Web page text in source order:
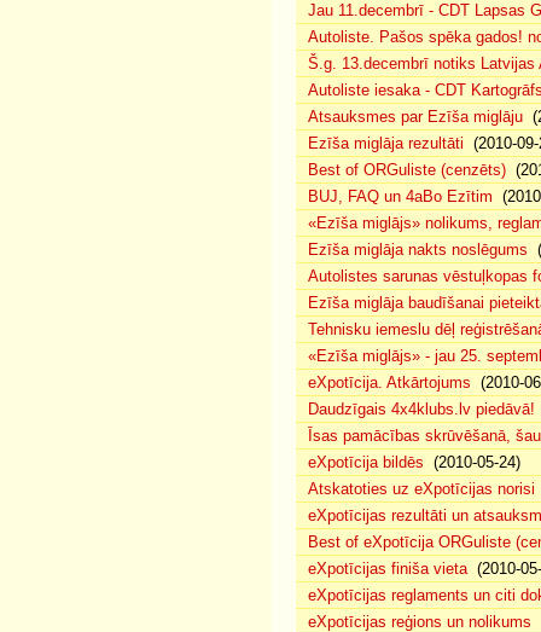
Jau 11.decembrī - CDT Lapsas
Autoliste. Pašos spēka gados!
Š.g. 13.decembrī notiks Latvijas
Autoliste iesaka - CDT
Atsauksmes par Ezīša miglāju
Ezīša miglāja rezultāti (2010-
Best of ORGuliste (cenzēts)
BUJ, FAQ un 4aBo Ezītim
«Ezīša miglājs» nolikums,
Ezīša miglāja nakts noslēgums
Autolistes sarunas vēstuļkopas
Ezīša miglāja baudīšanai
Tehnisku iemeslu dēļ
«Ezīša miglājs» - jau 25.
eXpotīcija. Atkārtojums (2010-
Daudzīgais 4x4klubs.lv piedāvā!
Īsas pamācības skrūvēšanā,
eXpotīcija bildēs (2010-05-24)
Atskatoties uz eXpotīcijas norisi
eXpotīcijas rezultāti un
Best of eXpotīcija ORGuliste
eXpotīcijas finiša vieta(2010-
eXpotīcijas reglaments un citi
eXpotīcijas reģions un nolikums